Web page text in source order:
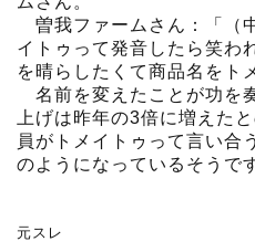
曽我ファームさん：「（
イトゥって発音したら笑わ
を晴らしたくて商品名をト
名前を変えたことが功を
上げは昨年の3倍に増えた
員がトメイトゥって言い合
のようになっているそうで
元スレ